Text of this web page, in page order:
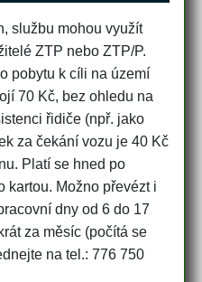
službu mohou využít
ZTP nebo ZTP/P.
pobytu k cíli na území
70 Kč, bez ohledu na
řidiče (npř. jako
za čekání vozu je 40 Kč
Platí se hned po
kartou. Možno převézt i
dny od 6 do 17
za měsíc (počítá se
na tel.: 776 750